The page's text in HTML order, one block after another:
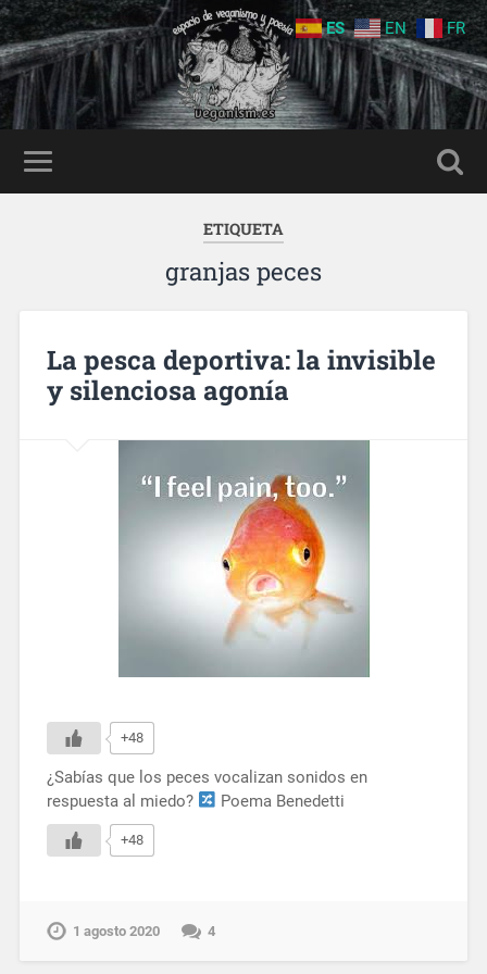
ETIQUETA
granjas peces
La pesca deportiva: la invisible
y silenciosa agonía
+48
¿Sabías que los peces vocalizan sonidos en
respuesta al miedo?
Poema Benedetti
+48
1 agosto 2020 4
ES EN FR